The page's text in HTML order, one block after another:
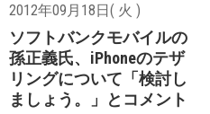
2012年09月18日( 火 )
ソフトバンクモバイルの
孫正義氏、iPhoneのテザ
リングについて「検討し
ましょう。」とコメント